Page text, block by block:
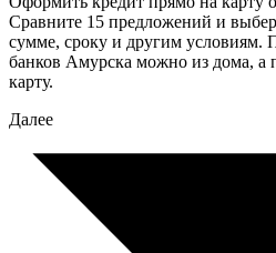
Сравните 15 предложений и
сумме, сроку и другим условиям.
банков Амурска можно из дома, а
карту.
Далее